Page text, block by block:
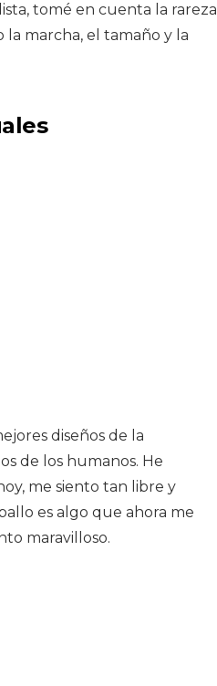
tomé en cuenta la rareza
la marcha, el tamaño y la
diseños de la
de los humanos. He
me siento tan libre y
es algo que ahora me
maravilloso.